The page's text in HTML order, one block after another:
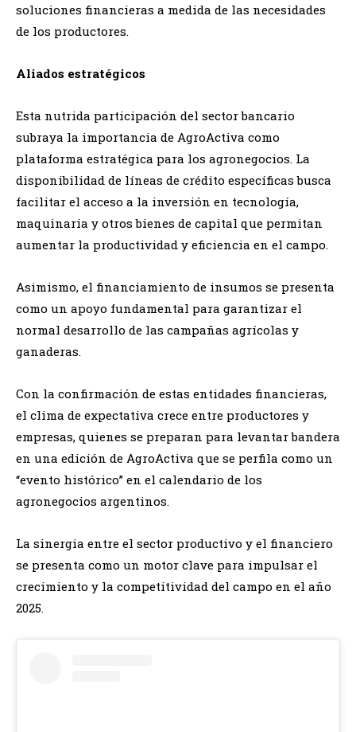
soluciones financieras a medida de las necesidades
de los productores.
Aliados estratégicos
Esta nutrida participación del sector bancario
subraya la importancia de AgroActiva como
plataforma estratégica para los agronegocios. La
disponibilidad de líneas de crédito específicas busca
facilitar el acceso a la inversión en tecnología,
maquinaria y otros bienes de capital que permitan
aumentar la productividad y eficiencia en el campo.
Asimismo, el financiamiento de insumos se presenta
como un apoyo fundamental para garantizar el
normal desarrollo de las campañas agrícolas y
ganaderas.
Con la confirmación de estas entidades financieras,
el clima de expectativa crece entre productores y
empresas, quienes se preparan para levantar bandera
en una edición de AgroActiva que se perfila como un
“evento histórico” en el calendario de los
agronegocios argentinos.
La sinergia entre el sector productivo y el financiero
se presenta como un motor clave para impulsar el
crecimiento y la competitividad del campo en el año
2025.